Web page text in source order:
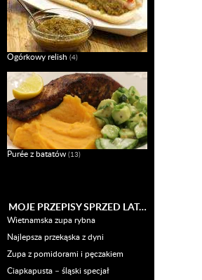
Ogórkowy relish (4)
Purée z batatów (13)
MOJE PRZEPISY SPRZED LAT…
Wietnamska zupa rybna
Najlepsza przekąska z dyni
Zupa z pomidorami i pęczakiem
Ciapkapusta – śląski specjał